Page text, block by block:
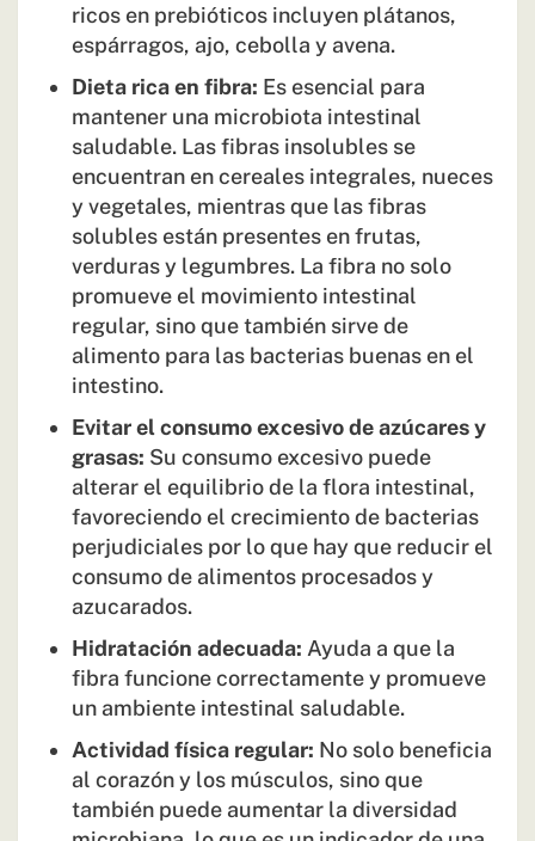
ricos en prebióticos incluyen plátanos,
espárragos, ajo, cebolla y avena​.
Dieta rica en fibra: Es esencial para
mantener una microbiota intestinal
saludable. Las fibras insolubles se
encuentran en cereales integrales, nueces
y vegetales, mientras que las fibras
solubles están presentes en frutas,
verduras y legumbres. La fibra no solo
promueve el movimiento intestinal
regular, sino que también sirve de
alimento para las bacterias buenas en el
intestino.
Evitar el consumo excesivo de azúcares y
grasas: Su consumo excesivo puede
alterar el equilibrio de la flora intestinal,
favoreciendo el crecimiento de bacterias
perjudiciales por lo que hay que reducir el
consumo de alimentos procesados y
azucarados.
Hidratación adecuada: Ayuda a que la
fibra funcione correctamente y promueve
un ambiente intestinal saludable.
Actividad física regular: No solo beneficia
al corazón y los músculos, sino que
también puede aumentar la diversidad